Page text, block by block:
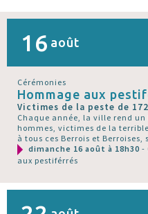
16 août
Cérémonies
Hommage aux
Victimes de la peste de
Chaque année, la ville rend un
hommes, victimes de la
à tous ces Berrois et
dimanche 16 août à 18h30 -
aux pestiférrés